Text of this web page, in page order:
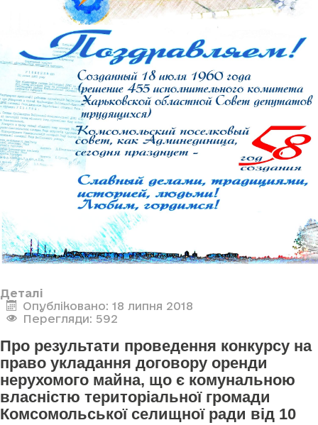
Деталі
Опубліковано: 18 липня 2018
Перегляди: 592
Про результати проведення конкурсу на
право укладання договору оренди
нерухомого майна, що є комунальною
власністю територіальної громади
Комсомольської селищної ради від 10